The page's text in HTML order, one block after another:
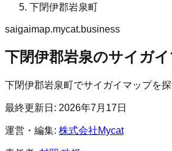
下閉伊郡岩泉町
saigaimap.mycat.business
下閉伊郡岩泉のサイガ
下閉伊郡岩泉町でサイガイマップを
最終更新日: 2026年7月17日
運営・編集: 株式会社Mycat